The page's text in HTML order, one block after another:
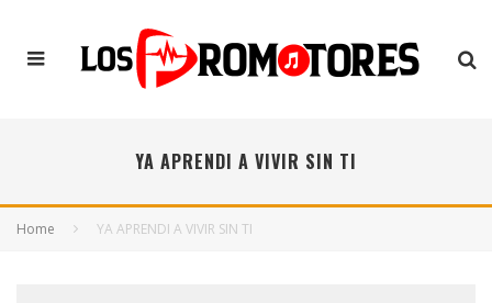
YA APRENDI A VIVIR SIN TI
Home YA APRENDI A VIVIR SIN TI